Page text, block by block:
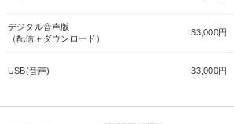
デジタル音声版
（配信＋ダウンロード）
33,000円
USB(音声) 33,000円